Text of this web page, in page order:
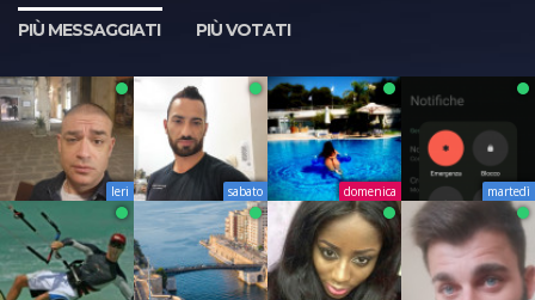
PIÙ MESSAGGIATI
PIÙ VOTATI
Ieri sabato domenica martedì